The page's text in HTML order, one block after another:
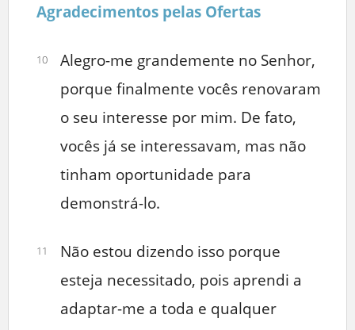
Agradecimentos pelas Ofertas
10
Alegro-me grandemente no Senhor,
porque finalmente vocês renovaram
o seu interesse por mim. De fato,
vocês já se interessavam, mas não
tinham oportunidade para
demonstrá-lo.
11
Não estou dizendo isso porque
esteja necessitado, pois aprendi a
adaptar-me a toda e qualquer